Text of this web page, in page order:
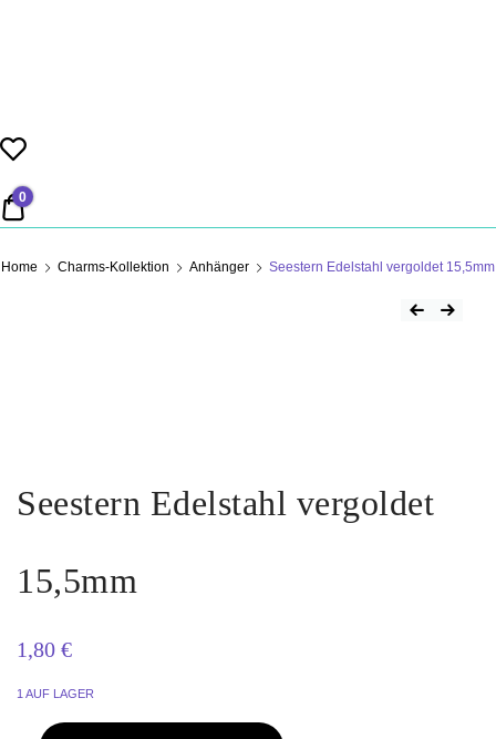
PERLENSUCHT
0,00 €
0
Home Charms-Kollektion Anhänger Seestern Edelstahl vergoldet 15,5mm
Seestern Edelstahl vergoldet
15,5mm
1,80 €
1 AUF LAGER